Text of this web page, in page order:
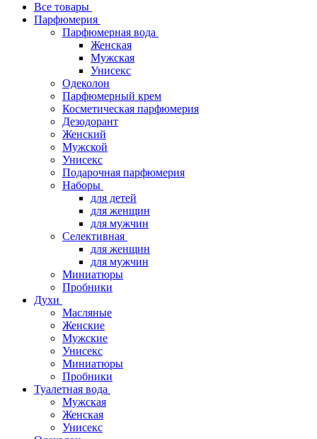
Все товары
Парфюмерия
Парфюмерная вода
Женская
Мужская
Унисекс
Одеколон
Парфюмерный крем
Косметическая парфюмерия
Дезодорант
Женский
Мужской
Унисекс
Подарочная парфюмерия
Наборы
для детей
для женщин
для мужчин
Селективная
для женщин
для мужчин
Миниатюры
Пробники
Духи
Масляные
Женские
Мужские
Унисекс
Миниатюры
Пробники
Туалетная вода
Мужская
Женская
Унисекс